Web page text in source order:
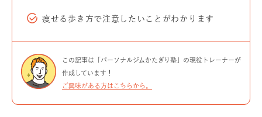
痩せる歩き方で注意したいことがわかります
この記事は「パーソナルジムかたぎり塾」の現役トレーナーが
作成しています！
ご興味がある方はこちらから。